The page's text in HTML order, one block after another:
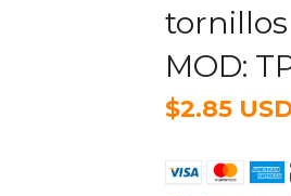
tornillos
MOD:
$2.85